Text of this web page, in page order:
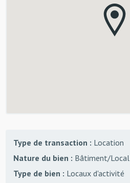
Type de transaction : Location
Nature du bien : Bâtiment/Local
Type de bien : Locaux d'activité